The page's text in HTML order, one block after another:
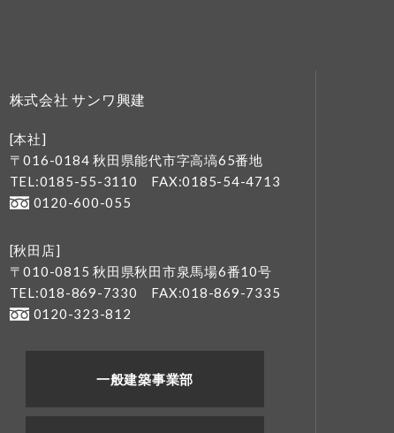
株式会社 サンワ興建
[本社]
〒016-0184 秋田県能代市字高塙65番地
TEL:0185-55-3110
FAX:0185-54-4713
0120-600-055
[秋田店]
〒010-0815 秋田県秋田市泉馬場6番10号
TEL:018-869-7330
FAX:018-869-7335
0120-323-812
一般建築事業部